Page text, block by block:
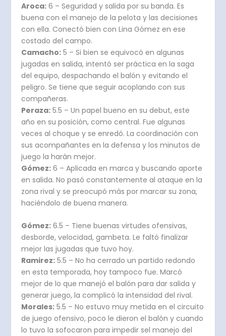
Aroca: 6 – Seguridad y salida por su banda. Es
buena con el manejo de la pelota y las decisiones
con ella. Conectó bien con Lina Gómez en ese
costado del campo.
Camacho: 5 – Si bien se equivocó en algunas
jugadas en salida, intentó ser práctica en la saga
del equipo, despachando el balón y evitando el
peligro. Se tiene que seguir acoplando con sus
compañeras.
Peraza: 5.5 – Un papel bueno en su debut, este
año en su posición, como central. Fue algunas
veces al choque y se enredó. La coordinación con
sus acompañantes en la defensa y los minutos de
juego la harán mejor.
Gómez: 6 – Aplicada en marca y buscando aporte
en salida. No pasó constantemente al ataque en la
zona rival y se preocupó más por marcar su zona,
haciéndolo de buena manera.
Gómez: 6.5 – Tiene buenas virtudes ofensivas,
desborde, velocidad, gambeta. Le faltó finalizar
mejor las jugadas que tuvo hoy.
Ramirez: 5.5 – No ha cerrado un partido redondo
en esta temporada, hoy tampoco fue. Marcó
mejor de lo que manejó el balón para dar salida y
generar juego, la complicó la intensidad del rival.
Morales: 5.5 – No estuvo muy metida en el circuito
de juego ofensivo, poco le dieron el balón y cuando
lo tuvo la sofocaron para impedir sel manejo del